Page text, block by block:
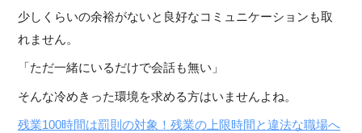
少しくらいの余裕がないと良好なコミュニケーションも取
れません。
「ただ一緒にいるだけで会話も無い」
そんな冷めきった環境を求める方はいませんよね。
残業100時間は罰則の対象！残業の上限時間と違法な職場へ